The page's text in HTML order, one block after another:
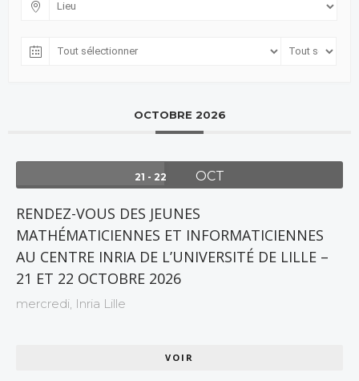
OCTOBRE 2026
21 - 22 OCT
RENDEZ-VOUS DES JEUNES
MATHÉMATICIENNES ET INFORMATICIENNES
AU CENTRE INRIA DE L’UNIVERSITÉ DE LILLE –
21 ET 22 OCTOBRE 2026
mercredi, Inria Lille
VOIR